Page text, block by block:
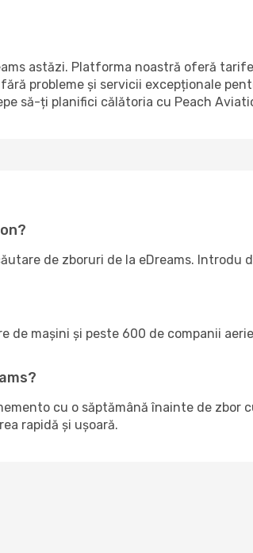
astăzi. Platforma noastră oferă
probleme și servicii excepționale
să-ți planifici călătoria cu Peach
de zboruri de la eDreams. Introdu
de mașini și peste 600 de companii
cu o săptămână înainte de zbor
rapidă și ușoară.